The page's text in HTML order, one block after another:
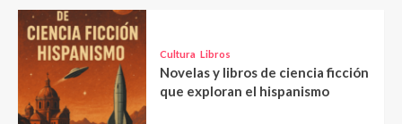
Cultura Libros
Novelas y libros de ciencia ficción
que exploran el hispanismo